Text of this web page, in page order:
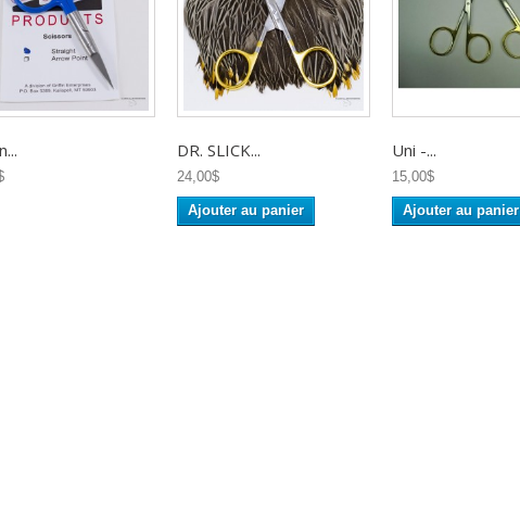
DR. SLICK...
24,00$
Ajouter au panier
Uni -...
15,00$
Ajouter au panier